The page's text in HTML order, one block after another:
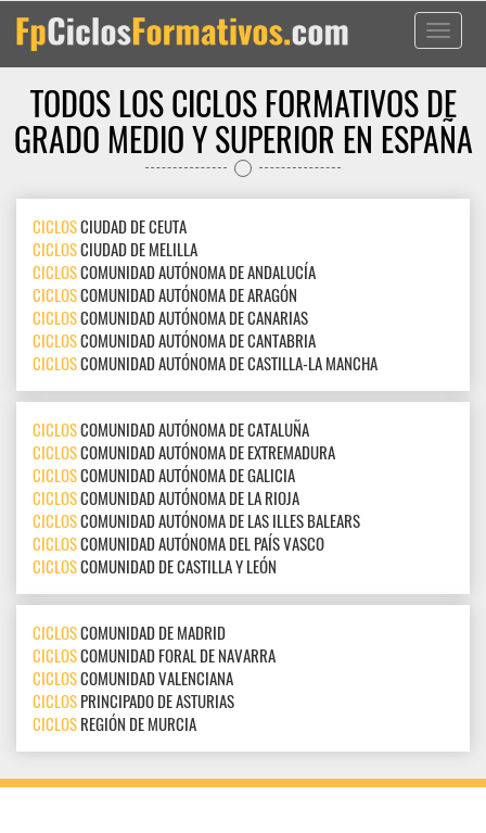
Toggle
TODOS LOS CICLOS FORMATIVOS DE
GRADO MEDIO Y SUPERIOR EN ESPAÑA
CICLOSCIUDAD DE CEUTA
CICLOSCIUDAD DE MELILLA
CICLOSCOMUNIDAD AUTÓNOMA DE ANDALUCÍA
CICLOSCOMUNIDAD AUTÓNOMA DE ARAGÓN
CICLOSCOMUNIDAD AUTÓNOMA DE CANARIAS
CICLOSCOMUNIDAD AUTÓNOMA DE CANTABRIA
CICLOSCOMUNIDAD AUTÓNOMA DE CASTILLA-LA MANCHA
CICLOSCOMUNIDAD AUTÓNOMA DE CATALUÑA
CICLOSCOMUNIDAD AUTÓNOMA DE EXTREMADURA
CICLOSCOMUNIDAD AUTÓNOMA DE GALICIA
CICLOSCOMUNIDAD AUTÓNOMA DE LA RIOJA
CICLOSCOMUNIDAD AUTÓNOMA DE LAS ILLES BALEARS
CICLOSCOMUNIDAD AUTÓNOMA DEL PAÍS VASCO
CICLOSCOMUNIDAD DE CASTILLA Y LEÓN
CICLOSCOMUNIDAD DE MADRID
CICLOSCOMUNIDAD FORAL DE NAVARRA
CICLOSCOMUNIDAD VALENCIANA
CICLOSPRINCIPADO DE ASTURIAS
CICLOSREGIÓN DE MURCIA